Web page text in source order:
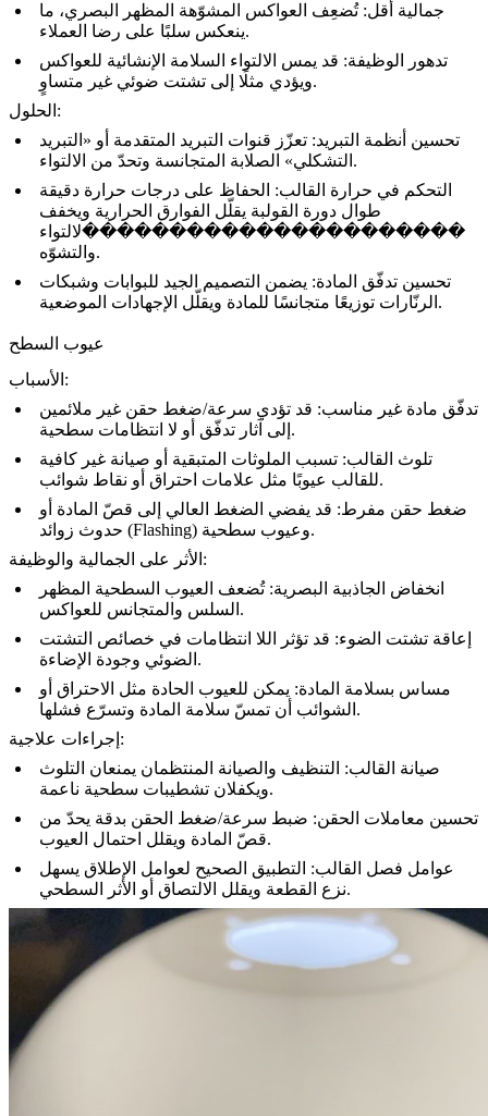
جمالية أقل: تُضعِف العواكس المشوّهة المظهر البصري، ما
ينعكس سلبًا على رضا العملاء.
تدهور الوظيفة: قد يمس الالتواء السلامة الإنشائية للعواكس
ويؤدي مثلًا إلى تشتت ضوئي غير متساوٍ.
الحلول:
تحسين أنظمة التبريد: تعزّز قنوات التبريد المتقدمة أو «التبريد
التشكلي» الصلابة المتجانسة وتحدّ من الالتواء.
التحكم في حرارة القالب: الحفاظ على درجات حرارة دقيقة
طوال دورة القولبة يقلّل الفوارق الحرارية ويخفف
����������������������لالتواء
والتشوّه.
تحسين تدفّق المادة: يضمن التصميم الجيد للبوابات وشبكات
الرنّارات توزيعًا متجانسًا للمادة ويقلّل الإجهادات الموضعية.
عيوب السطح
الأسباب:
تدفّق مادة غير مناسب: قد تؤدي سرعة/ضغط حقن غير ملائمين
إلى آثار تدفّق أو لا انتظامات سطحية.
تلوث القالب: تسبب الملوثات المتبقية أو صيانة غير كافية
للقالب عيوبًا مثل علامات احتراق أو نقاط شوائب.
ضغط حقن مفرط: قد يفضي الضغط العالي إلى قصّ المادة أو
حدوث زوائد (Flashing) وعيوب سطحية.
الأثر على الجمالية والوظيفة:
انخفاض الجاذبية البصرية: تُضعف العيوب السطحية المظهر
السلس والمتجانس للعواكس.
إعاقة تشتت الضوء: قد تؤثر اللا انتظامات في خصائص التشتت
الضوئي وجودة الإضاءة.
مساس بسلامة المادة: يمكن للعيوب الحادة مثل الاحتراق أو
الشوائب أن تمسّ سلامة المادة وتسرّع فشلها.
إجراءات علاجية:
صيانة القالب: التنظيف والصيانة المنتظمان يمنعان التلوث
ويكفلان تشطيبات سطحية ناعمة.
تحسين معاملات الحقن: ضبط سرعة/ضغط الحقن بدقة يحدّ من
قصّ المادة ويقلل احتمال العيوب.
عوامل فصل القالب: التطبيق الصحيح لعوامل الإطلاق يسهل
نزع القطعة ويقلل الالتصاق أو الأثر السطحي.